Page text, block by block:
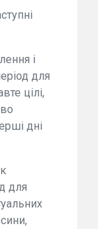
і
для
цілі,
дні
для